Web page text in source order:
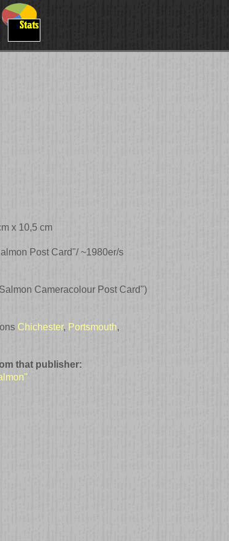
x 10,5 cm
Post Card"/ ~1980er/s
Cameracolour Post Card")
Chichester, Portsmouth,
that publisher: